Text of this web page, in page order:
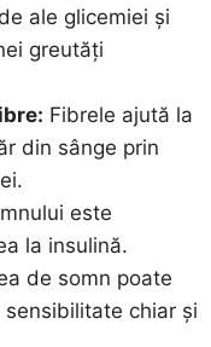
ale glicemiei și
greutăți
Fibrele ajută la
din sânge prin
este
la insulină.
de somn poate
chiar și